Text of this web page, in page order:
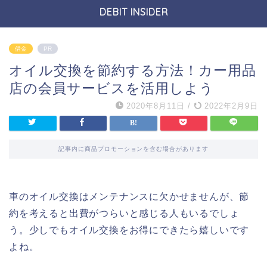
DEBIT INSIDER
借金 PR
オイル交換を節約する方法！カー用品
店の会員サービスを活用しよう
2020年8月11日 / 2022年2月9日
記事内に商品プロモーションを含む場合があります
車のオイル交換はメンテナンスに欠かせませんが、節
約を考えると出費がつらいと感じる人もいるでしょ
う。少しでもオイル交換をお得にできたら嬉しいです
よね。